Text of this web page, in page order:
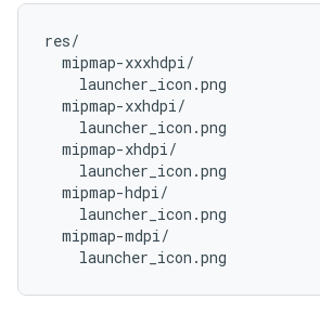
res/
  mipmap-xxxhdpi/
    launcher_icon.png
  mipmap-xxhdpi/
    launcher_icon.png
  mipmap-xhdpi/
    launcher_icon.png
  mipmap-hdpi/
    launcher_icon.png
  mipmap-mdpi/